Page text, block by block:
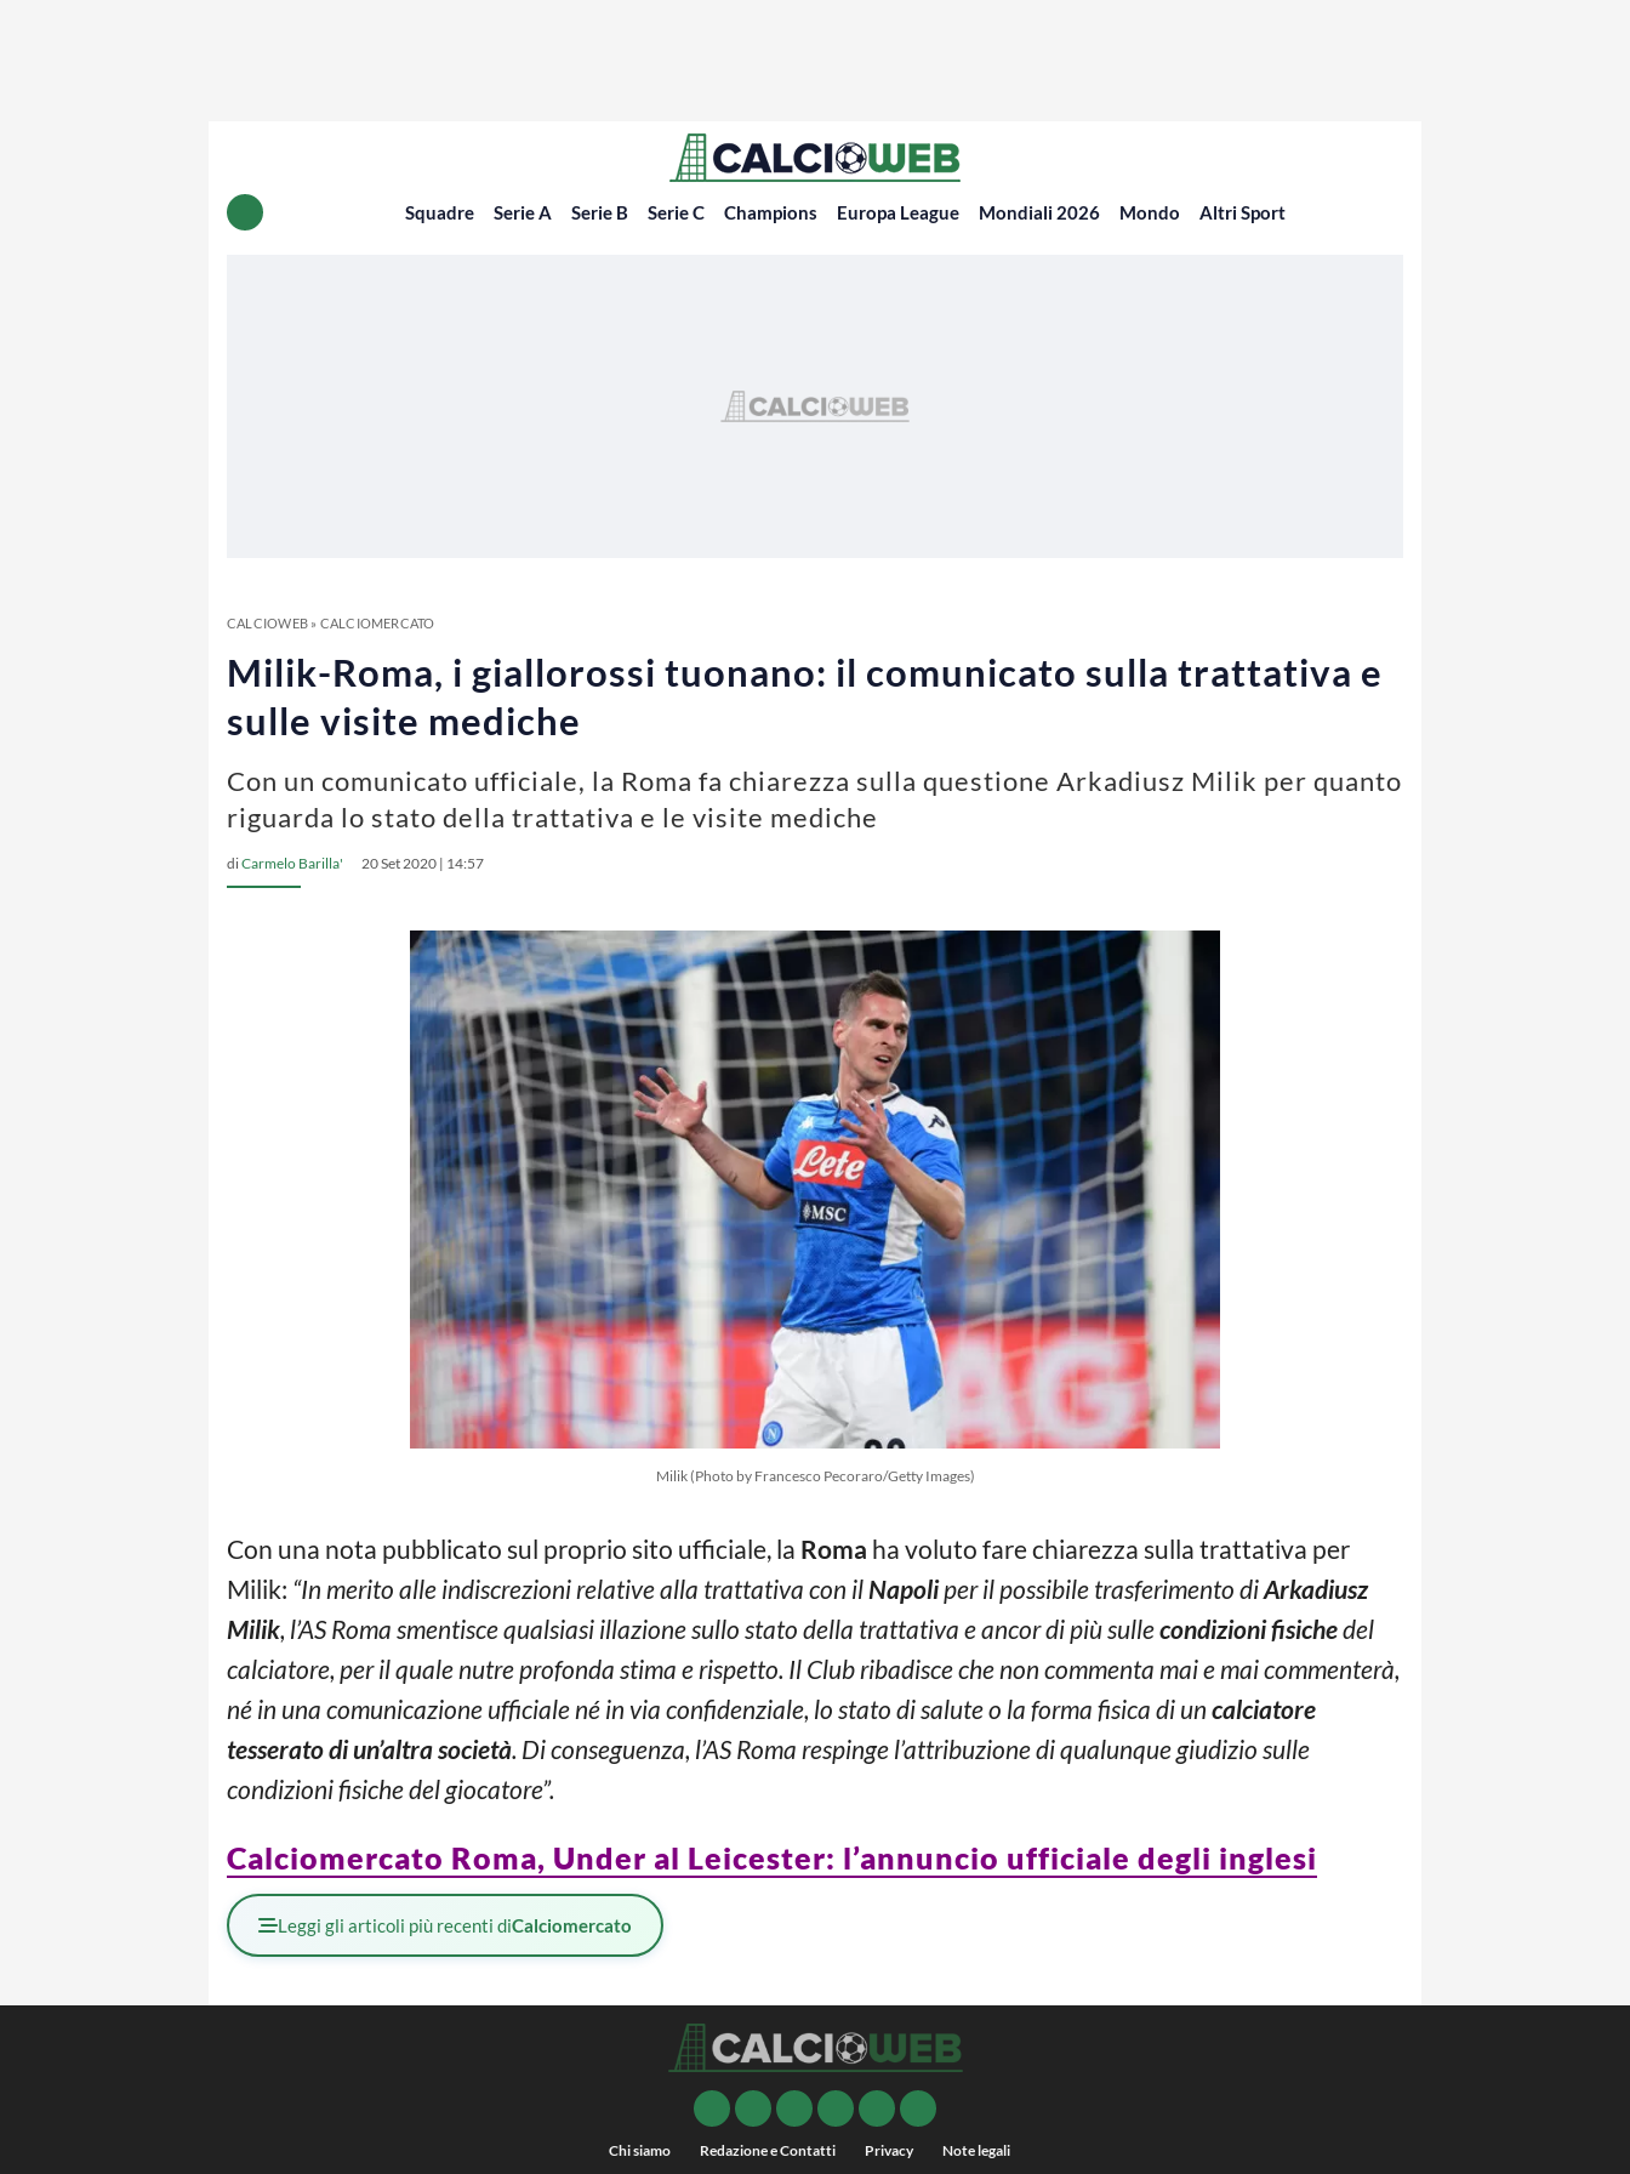
Squadre Serie A Serie B Serie C Champions Europa League Mondiali 2026 Mondo Altri Sport
CALCIOWEB» CALCIOMERCATO
Milik-Roma, i giallorossi tuonano: il comunicato sulla trattativa e
sulle visite mediche
Con un comunicato ufficiale, la Roma fa chiarezza sulla questione Arkadiusz Milik per quanto
riguarda lo stato della trattativa e le visite mediche
diCarmelo Barilla' 20 Set 2020 | 14:57
Milik (Photo by Francesco Pecoraro/Getty Images)
Con una nota pubblicato sul proprio sito ufficiale, la Roma ha voluto fare chiarezza sulla trattativa per
Milik: “In merito alle indiscrezioni relative alla trattativa con il Napoliper il possibile trasferimento diArkadiusz
Milik, l’AS Roma smentisce qualsiasi illazione sullo stato della trattativa e ancor di più sullecondizioni fisichedel
calciatore, per il quale nutre profonda stima e rispetto. Il Club ribadisce che non commenta mai e mai commenterà,
né in una comunicazione ufficiale né in via confidenziale, lo stato di salute o la forma fisica di un calciatore
tesserato di un’altra società. Di conseguenza, l’AS Roma respinge l’attribuzione di qualunque giudizio sulle
condizioni fisiche del giocatore”.
Calciomercato Roma, Under al Leicester: l’annuncio ufficiale degli inglesi
Leggi gli articoli più recenti diCalciomercato
Chi siamo Redazione e Contatti Privacy Note legali